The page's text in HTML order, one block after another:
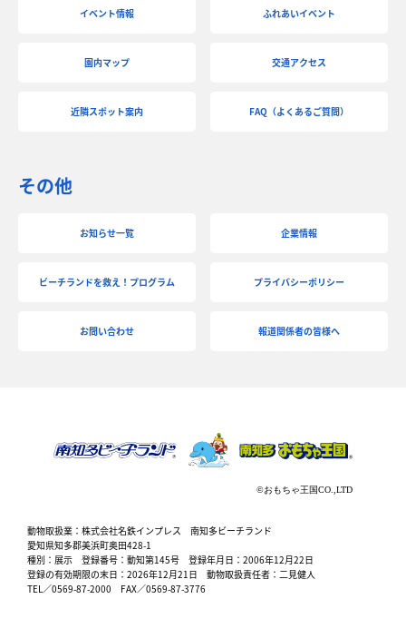
イベント情報 ふれあいイベント
園内マップ 交通アクセス
近隣スポット案内 FAQ（よくあるご質問）
その他
お知らせ一覧 企業情報
ビーチランドを救え！プログラム プライバシーポリシー
お問い合わせ 報道関係者の皆様へ
動物取扱業：株式会社名鉄インプレス 南知多ビーチランド
愛知県知多郡美浜町奥田428-1
種別：展示 登録番号：動知第145号 登録年月日：2006年12月22日
登録の有効期限の末日：2026年12月21日 動物取扱責任者：二見健人
TEL／0569-87-2000 FAX／0569-87-3776